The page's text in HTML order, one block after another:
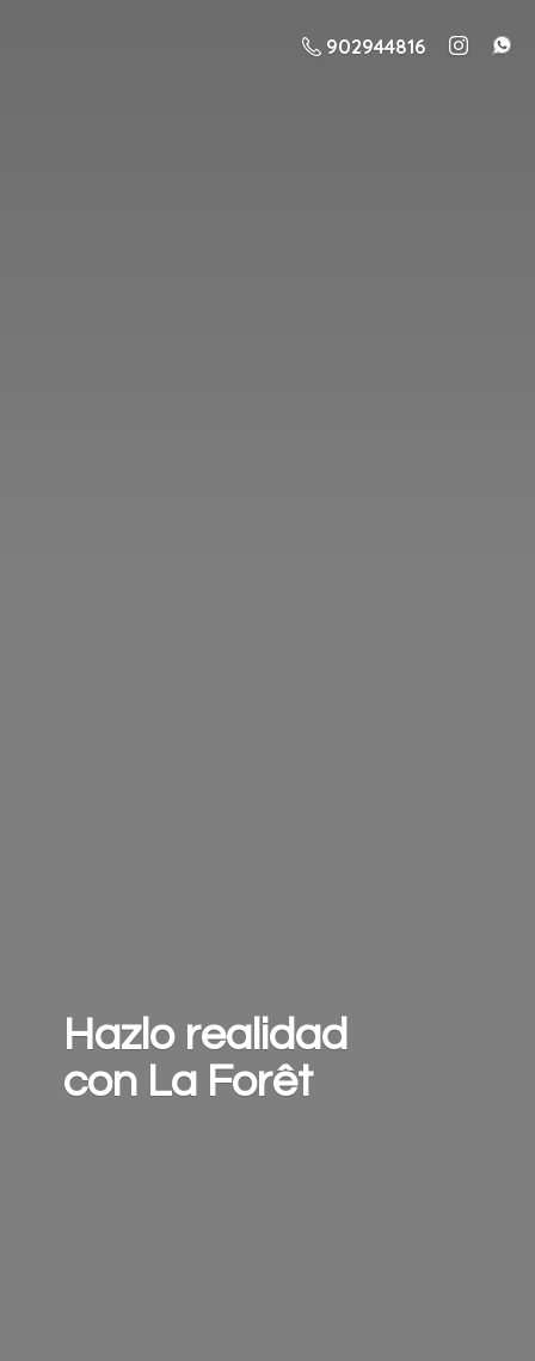
902944816
Hazlo realidad
con La Forêt